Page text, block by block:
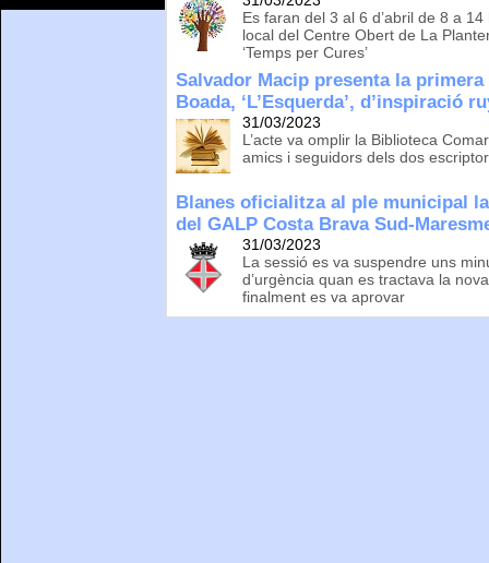
Es faran del 3 al 6 d’abril de 8 a
local del Centre Obert de La
‘Temps per Cures’
Salvador Macip presenta la primera
Boada, ‘L’Esquerda’, d’inspiració
31/03/2023
L’acte va omplir la Biblioteca
amics i seguidors dels dos
Blanes oficialitza al ple municipal
del GALP Costa Brava Sud-
31/03/2023
La sessió es va suspendre uns
d’urgència quan es tractava la
finalment es va aprovar